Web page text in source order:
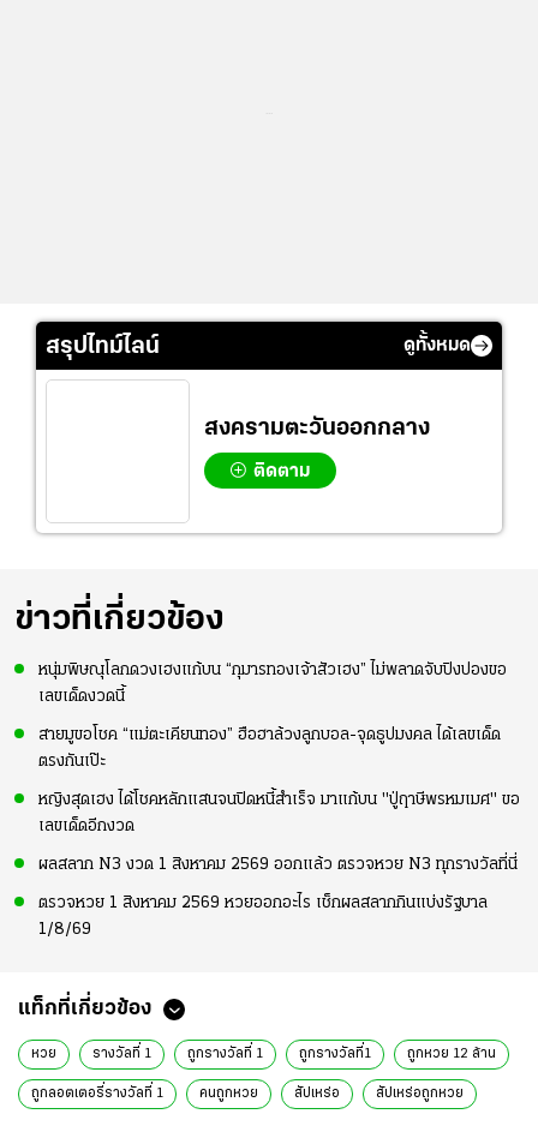
สรุปไทม์ไลน์ ดูทั้งหมด
สงครามตะวันออกกลาง
ติดตาม
ข่าวที่เกี่ยวข้อง
หนุ่มพิษณุโลกดวงเฮงแก้บน “กุมารทองเจ้าสัวเฮง” ไม่พลาดจับปิงปองขอ
เลขเด็ดงวดนี้
สายมูขอโชค “แม่ตะเคียนทอง” ฮือฮาล้วงลูกบอล-จุดธูปมงคล ได้เลขเด็ด
ตรงกันเป๊ะ
หญิงสุดเฮง ได้โชคหลักแสนจนปิดหนี้สำเร็จ มาแก้บน "ปู่ฤาษีพรหมเมศ" ขอ
เลขเด็ดอีกงวด
ผลสลาก N3 งวด 1 สิงหาคม 2569 ออกแล้ว ตรวจหวย N3 ทุกรางวัลที่นี่
ตรวจหวย 1 สิงหาคม 2569 หวยออกอะไร เช็กผลสลากกินแบ่งรัฐบาล
1/8/69
แท็กที่เกี่ยวข้อง
หวย รางวัลที่ 1 ถูกรางวัลที่ 1 ถูกรางวัลที่1 ถูกหวย 12 ล้าน
ถูกลอตเตอรี่รางวัลที่ 1 คนถูกหวย สัปเหร่อ สัปเหร่อถูกหวย